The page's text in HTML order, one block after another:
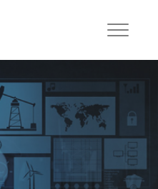
Toggle